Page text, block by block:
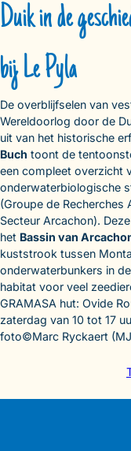
Duik in de
bij Le Pyla
De overblijfselen van
Wereldoorlog door de
uit van het historische
Buch toont de
een compleet overzicht
onderwaterbiologische
(Groupe de Recherches
Secteur Arcachon).
het Bassin van
kuststrook tussen
onderwaterbunkers in de
habitat voor veel
GRAMASA hut: Ovide
zaterdag van 10 tot 17
foto©Marc Ryckaert